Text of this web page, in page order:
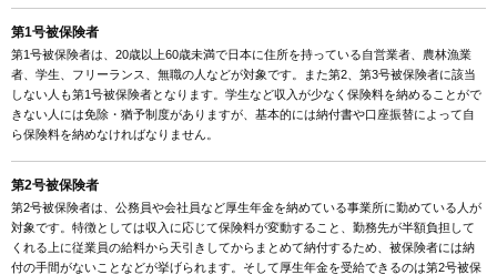
第1号被保険者
第1号被保険者は、20歳以上60歳未満で日本に住所を持っている自営業者、農林漁業
者、学生、フリーランス、無職の人などが対象です。また第2、第3号被保険者に該当
しない人も第1号被保険者となります。学生など収入が少なく保険料を納めることがで
きない人には免除・猶予制度がありますが、基本的には納付書や口座振替によって自
ら保険料を納めなければなりません。
第2号被保険者
第2号被保険者は、公務員や会社員など厚生年金を納めている事業所に勤めている人が
対象です。特徴としては収入に応じて保険料が変動すること、勤務先が半額負担して
くれる上に従業員の給料から天引きしてからまとめて納付するため、被保険者には納
付の手間がないことなどが挙げられます。そして厚生年金を受給できるのは第2号被保